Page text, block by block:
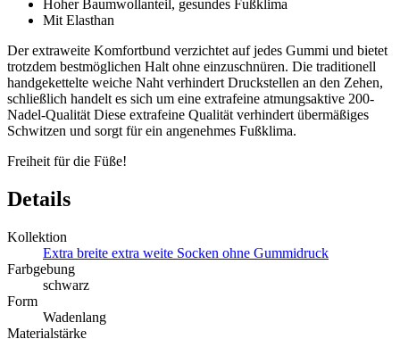
Hoher Baumwollanteil, gesundes Fußklima
Mit Elasthan
Der extraweite Komfortbund verzichtet auf jedes Gummi und bietet
trotzdem bestmöglichen Halt ohne einzuschnüren. Die traditionell
handgekettelte weiche Naht verhindert Druckstellen an den Zehen,
schließlich handelt es sich um eine extrafeine atmungsaktive 200-
Nadel-Qualität Diese extrafeine Qualität verhindert übermäßiges
Schwitzen und sorgt für ein angenehmes Fußklima.
Freiheit für die Füße!
Details
Kollektion
Extra breite extra weite Socken ohne Gummidruck
Farbgebung
schwarz
Form
Wadenlang
Materialstärke